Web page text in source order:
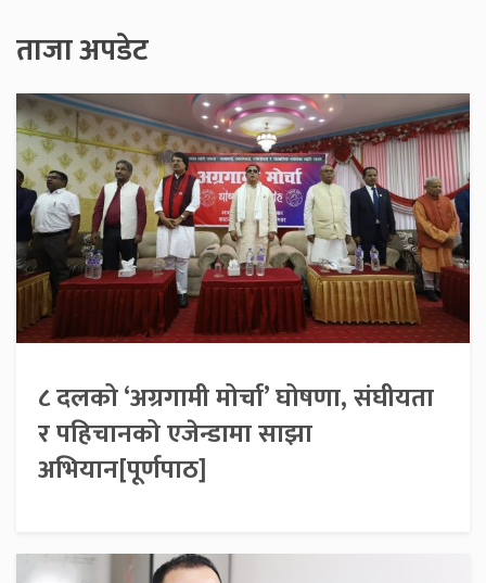
ताजा अपडेट
८ दलको ‘अग्रगामी मोर्चा’ घोषणा, संघीयता
र पहिचानको एजेन्डामा साझा
अभियान[पूर्णपाठ]